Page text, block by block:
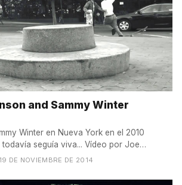
and Sammy Winter
Winter en Nueva York en el 2010
todavía seguía viva... Vídeo por Joe
DE NOVIEMBRE DE 2014